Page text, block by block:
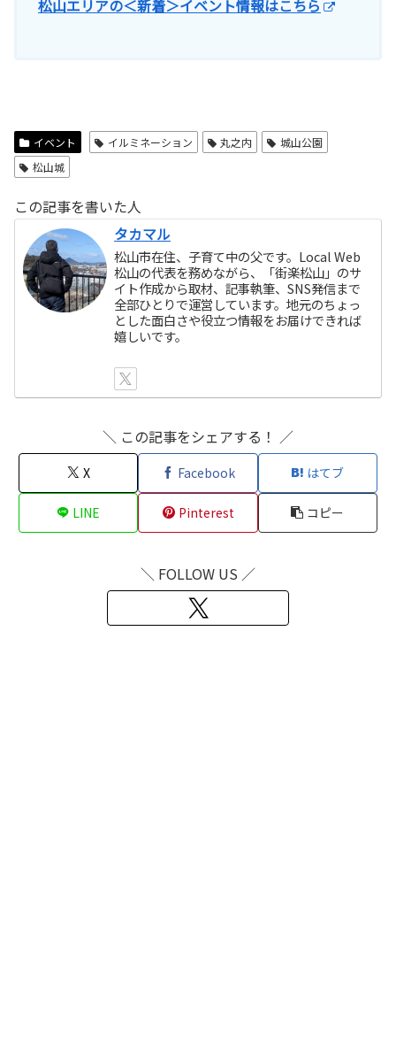
松山エリアの＜新着＞イベント情報はこちら
イベント イルミネーション 丸之内
城山公園
松山城
この記事を書いた人
タカマル
松山市在住、子育て中の父です。Local Web
松山の代表を務めながら、「街楽松山」のサ
イト作成から取材、記事執筆、SNS発信まで
全部ひとりで運営しています。地元のちょっ
とした面白さや役立つ情報をお届けできれば
嬉しいです。
＼ この記事をシェアする！ ／
X Facebook はてブ
LINE Pinterest コピー
＼ FOLLOW US ／